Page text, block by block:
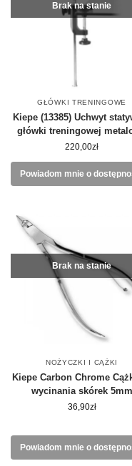
Brak na stanie
GŁÓWKI TRENINGOWE
Kiepe (13385) Uchwyt
główki treningowej
220,00zł
Powiadom mnie o
Brak na stanie
NOŻYCZKI I CĄŻKI
Kiepe Carbon Chrome
wycinania skórek 5mm
36,90zł
Powiadom mnie o